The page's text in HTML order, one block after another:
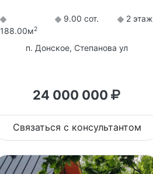
188.00м2
9.00 сот. 2 этаж
п. Донское, Степанова ул
24 000 000
Связаться с консультантом